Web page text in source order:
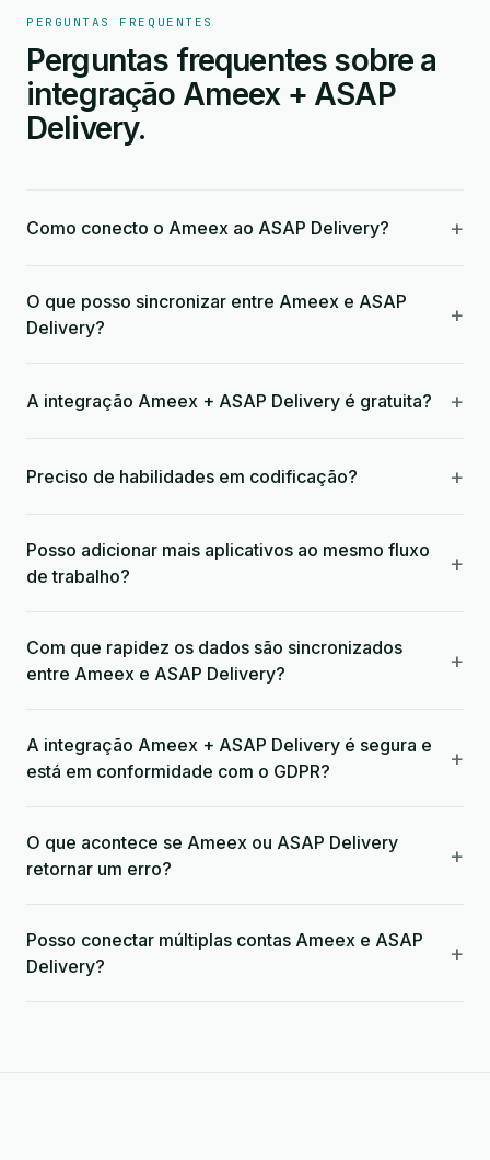
PERGUNTAS FREQUENTES
Perguntas frequentes sobre a
integração Ameex + ASAP
Delivery.
Como conecto o Ameex ao ASAP Delivery? +
O que posso sincronizar entre Ameex e ASAP
Delivery?
+
A integração Ameex + ASAP Delivery é gratuita? +
Preciso de habilidades em codificação? +
Posso adicionar mais aplicativos ao mesmo fluxo
de trabalho?
+
Com que rapidez os dados são sincronizados
entre Ameex e ASAP Delivery?
+
A integração Ameex + ASAP Delivery é segura e
está em conformidade com o GDPR?
+
O que acontece se Ameex ou ASAP Delivery
retornar um erro?
+
Posso conectar múltiplas contas Ameex e ASAP
Delivery?
+